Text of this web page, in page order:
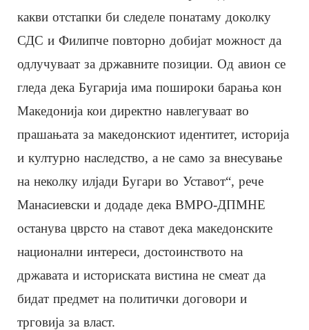
какви отстапки би следеле понатаму доколку
СДС и Филипче повторно добијат можност да
одлучуваат за државните позиции. Од авион се
гледа дека Бугарија има пошироки барања кон
Македонија кои директно навлегуваат во
прашањата за македонскиот идентитет, историја
и културно наследство, а не само за внесување
на неколку илјади Бугари во Уставот“, рече
Манасиевски и додаде дека ВМРО-ДПМНЕ
останува цврсто на ставот дека македонските
национални интереси, достоинството на
државата и историската вистина не смеат да
бидат предмет на политички договори и
трговија за власт.